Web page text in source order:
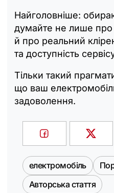
Найголовніше:
думайте не лише про
й про реальний
та доступність
Тільки такий
що ваш
задоволення.
електромобіль
Авторська стаття